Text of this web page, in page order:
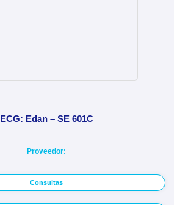
ECG: Edan – SE 601C
Proveedor:
Consultas